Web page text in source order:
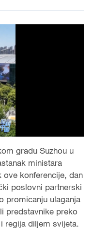
gradu Suzhou u
ministara
ove konferencije, dan
poslovni partnerski
promicanju ulaganja
predstavnike preko
regija diljem svijeta.